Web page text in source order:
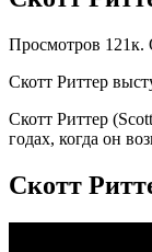
Просмотров 121к.
Скотт Риттер
Скотт Риттер
годах, когда он
Скотт